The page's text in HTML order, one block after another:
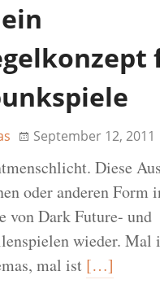
September 12, 2011
Diese
oder anderen Form
von Dark Future- und
wieder. Mal
mal ist […]